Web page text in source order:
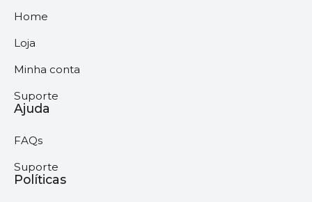
Home
Loja
Minha conta
Suporte
Ajuda
FAQs
Suporte
Políticas